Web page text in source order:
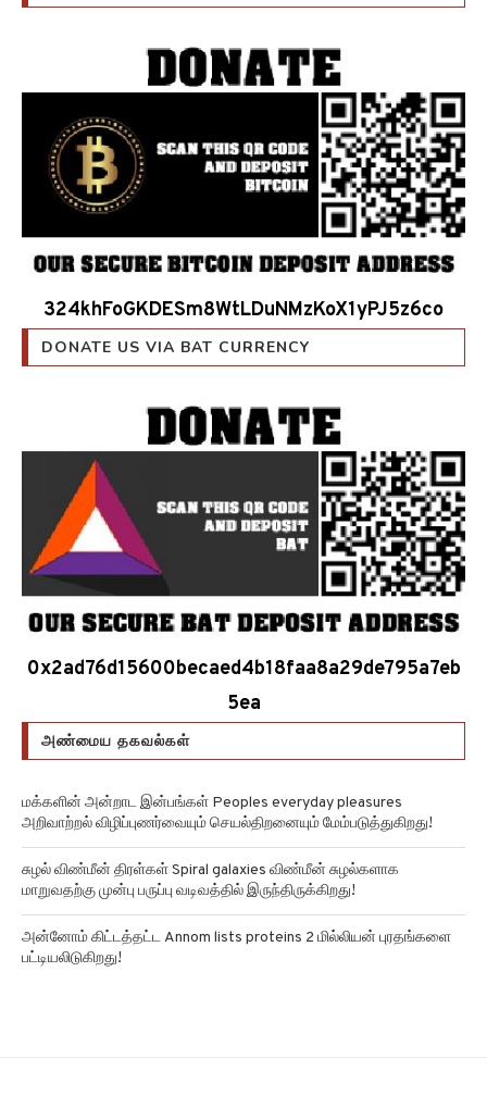
324khFoGKDESm8WtLDuNMzKoX1yPJ5z6co
DONATE US VIA BAT CURRENCY
0x2ad76d15600becaed4b18faa8a29de795a7eb
5ea
அண்மைய தகவல்கள்
மக்களின் அன்றாட இன்பங்கள் Peoples everyday pleasures
அறிவாற்றல் விழிப்புணர்வையும் செயல்திறனையும் மேம்படுத்துகிறது!
சுழல் விண்மீன் திரள்கள் Spiral galaxies விண்மீன் சுழல்களாக
மாறுவதற்கு முன்பு பருப்பு வடிவத்தில் இருந்திருக்கிறது!
அன்னோம் கிட்டத்தட்ட Annom lists proteins 2 மில்லியன் புரதங்களை
பட்டியலிடுகிறது!